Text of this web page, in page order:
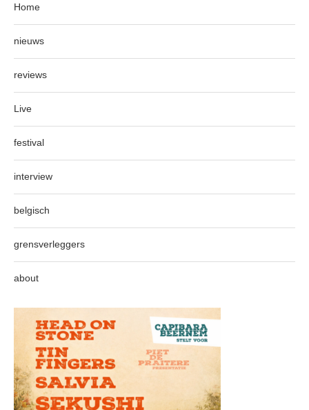
Home
nieuws
reviews
Live
festival
interview
belgisch
grensverleggers
about